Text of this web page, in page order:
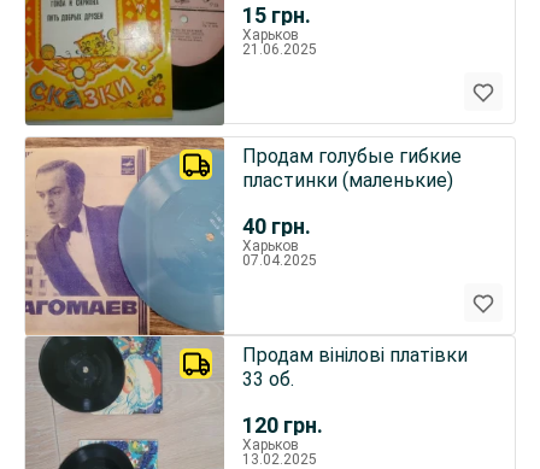
15 грн.
Харьков
21.06.2025
40 грн.
Продам голубые гибкие
пластинки (маленькие)
Харьков
07.04.2025
120 грн.
Продам вінілові платівки
33 об.
Харьков
13.02.2025